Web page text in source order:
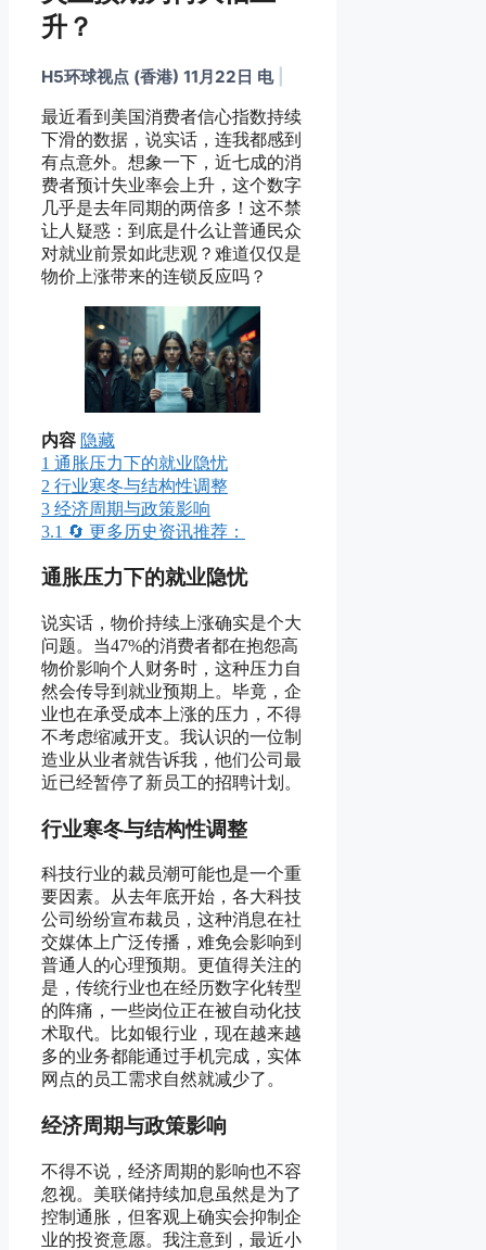
升？
H5环球视点 (香港) 11月22日 电
最近看到美国消费者信心指数持续
下滑的数据，说实话，连我都感到
有点意外。想象一下，近七成的消
费者预计失业率会上升，这个数字
几乎是去年同期的两倍多！这不禁
让人疑惑：到底是什么让普通民众
对就业前景如此悲观？难道仅仅是
物价上涨带来的连锁反应吗？
内容 隐藏
1 通胀压力下的就业隐忧
2 行业寒冬与结构性调整
3 经济周期与政策影响
3.1 🔄 更多历史资讯推荐：
通胀压力下的就业隐忧
说实话，物价持续上涨确实是个大
问题。当47%的消费者都在抱怨高
物价影响个人财务时，这种压力自
然会传导到就业预期上。毕竟，企
业也在承受成本上涨的压力，不得
不考虑缩减开支。我认识的一位制
造业从业者就告诉我，他们公司最
近已经暂停了新员工的招聘计划。
行业寒冬与结构性调整
科技行业的裁员潮可能也是一个重
要因素。从去年底开始，各大科技
公司纷纷宣布裁员，这种消息在社
交媒体上广泛传播，难免会影响到
普通人的心理预期。更值得关注的
是，传统行业也在经历数字化转型
的阵痛，一些岗位正在被自动化技
术取代。比如银行业，现在越来越
多的业务都能通过手机完成，实体
网点的员工需求自然就减少了。
经济周期与政策影响
不得不说，经济周期的影响也不容
忽视。美联储持续加息虽然是为了
控制通胀，但客观上确实会抑制企
业的投资意愿。我注意到，最近小